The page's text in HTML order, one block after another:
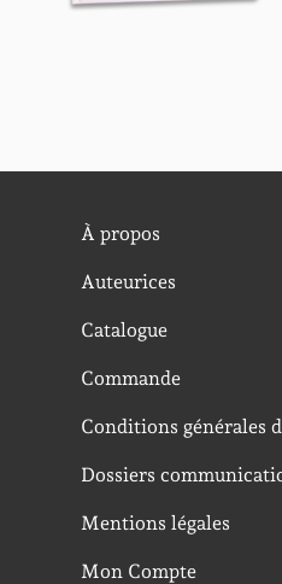
À propos
Auteurices
Catalogue
Commande
Conditions générales
Dossiers
Mentions légales
Mon Compte